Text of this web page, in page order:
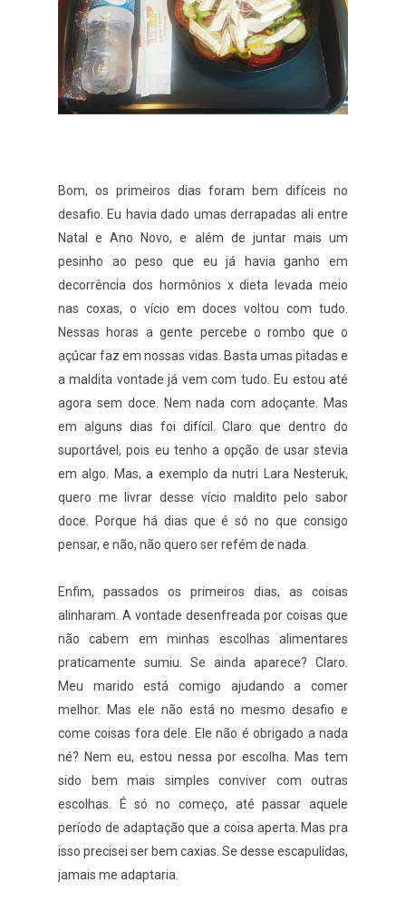
Bom, os primeiros dias foram bem difíceis no
desafio. Eu havia dado umas derrapadas ali entre
Natal e Ano Novo, e além de juntar mais um
pesinho ao peso que eu já havia ganho em
decorrência dos hormônios x dieta levada meio
nas coxas, o vício em doces voltou com tudo.
Nessas horas a gente percebe o rombo que o
açúcar faz em nossas vidas. Basta umas pitadas e
a maldita vontade já vem com tudo. Eu estou até
agora sem doce. Nem nada com adoçante. Mas
em alguns dias foi difícil. Claro que dentro do
suportável, pois eu tenho a opção de usar stevia
em algo. Mas, a exemplo da nutri Lara Nesteruk,
quero me livrar desse vício maldito pelo sabor
doce. Porque há dias que é só no que consigo
pensar, e não, não quero ser refém de nada.
Enfim, passados os primeiros dias, as coisas
alinharam. A vontade desenfreada por coisas que
não cabem em minhas escolhas alimentares
praticamente sumiu. Se ainda aparece? Claro.
Meu marido está comigo ajudando a comer
melhor. Mas ele não está no mesmo desafio e
come coisas fora dele. Ele não é obrigado a nada
né? Nem eu, estou nessa por escolha. Mas tem
sido bem mais simples conviver com outras
escolhas. É só no começo, até passar aquele
período de adaptação que a coisa aperta. Mas pra
isso precisei ser bem caxias. Se desse escapulidas,
jamais me adaptaria.